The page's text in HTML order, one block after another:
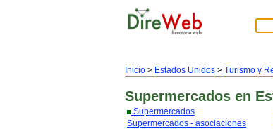
Inicio > Estados Unidos > Turismo y
Supermercados en
Supermercados
Supermercados - asociaciones